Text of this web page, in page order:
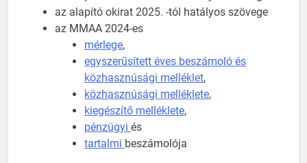
az alapító okirat 2025. -tól hatályos szövege
az MMAA 2024-es
mérlege,
egyszerűsített éves beszámoló és
közhasznúsági melléklet,
közhasznúsági melléklete,
kiegészítő melléklete,
pénzügyiés
tartalmi beszámolója